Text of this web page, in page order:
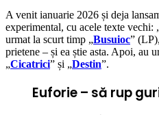
A venit ianuarie 2026 și deja
experimental, cu acele texte vechi:
urmat la scurt timp „Busuioc”
prietene – și ea știe asta. Apoi, au
„Cicatrici” și „Destin”.
Euforie – să rup